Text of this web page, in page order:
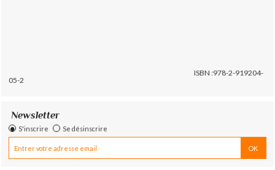
ISBN :978-2-919204-
05-2
Newsletter
S'inscrire Se désinscrire